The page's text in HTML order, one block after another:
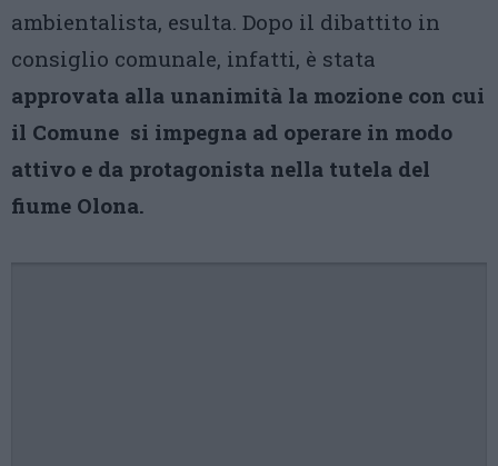
ambientalista, esulta. Dopo il dibattito in
consiglio comunale, infatti, è stata
approvata alla unanimità la mozione con cui
il Comune si impegna ad operare in modo
attivo e da protagonista nella tutela del
fiume Olona.